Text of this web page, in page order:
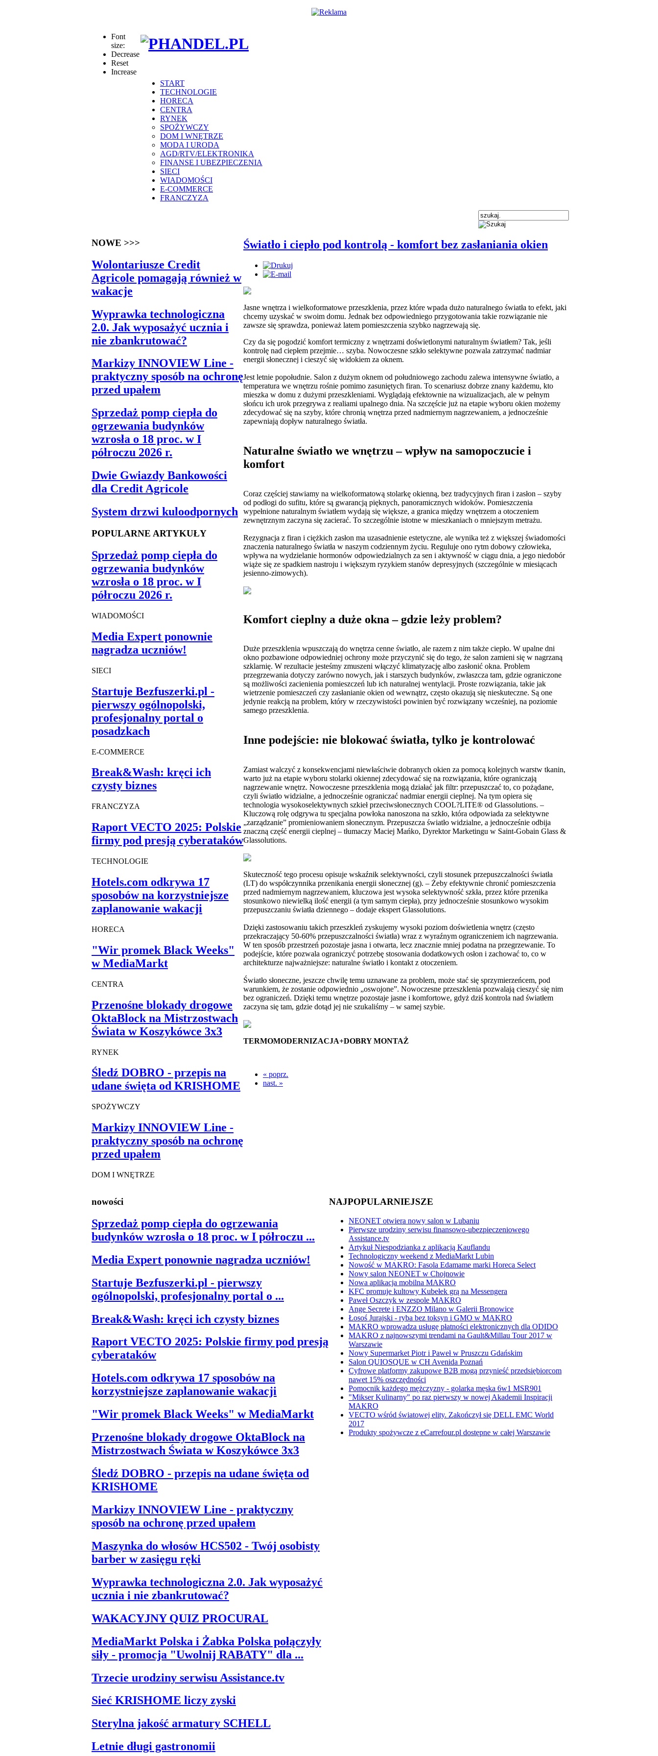
Font
size:
Decrease
Reset
Increase
START
TECHNOLOGIE
HORECA
CENTRA
RYNEK
SPOŻYWCZY
DOM I WNĘTRZE
MODA I URODA
AGD/RTV/ELEKTRONIKA
FINANSE I UBEZPIECZENIA
SIECI
WIADOMOŚCI
E-COMMERCE
FRANCZYZA
NOWE >>>
Wolontariusze Credit
Agricole pomagają również w
wakacje
Wyprawka technologiczna
2.0. Jak wyposażyć ucznia i
nie zbankrutować?
Markizy INNOVIEW Line -
praktyczny sposób na ochronę
przed upałem
Sprzedaż pomp ciepła do
ogrzewania budynków
wzrosła o 18 proc. w I
półroczu 2026 r.
Dwie Gwiazdy Bankowości
dla Credit Agricole
System drzwi kuloodpornych
POPULARNE ARTYKUŁY
Sprzedaż pomp ciepła do
ogrzewania budynków
wzrosła o 18 proc. w I
półroczu 2026 r.
WIADOMOŚCI
Media Expert ponownie
nagradza uczniów!
SIECI
Startuje Bezfuszerki.pl -
pierwszy ogólnopolski,
profesjonalny portal o
posadzkach
E-COMMERCE
Break&Wash: kręci ich
czysty biznes
FRANCZYZA
Raport VECTO 2025: Polskie
firmy pod presją cyberataków
TECHNOLOGIE
Hotels.com odkrywa 17
sposobów na korzystniejsze
zaplanowanie wakacji
HORECA
"Wir promek Black Weeks"
w MediaMarkt
CENTRA
Przenośne blokady drogowe
OktaBlock na Mistrzostwach
Świata w Koszykówce 3x3
RYNEK
Śledź DOBRO - przepis na
udane święta od KRISHOME
SPOŻYWCZY
Markizy INNOVIEW Line -
praktyczny sposób na ochronę
przed upałem
DOM I WNĘTRZE
Światło i ciepło pod kontrolą - komfort bez zasłaniania okien
Jasne wnętrza i wielkoformatowe przeszklenia, przez które wpada dużo naturalnego światła to efekt, jaki
chcemy uzyskać w swoim domu. Jednak bez odpowiedniego przygotowania takie rozwiązanie nie
zawsze się sprawdza, ponieważ latem pomieszczenia szybko nagrzewają się.
Czy da się pogodzić komfort termiczny z wnętrzami doświetlonymi naturalnym światłem? Tak, jeśli
kontrolę nad ciepłem przejmie… szyba. Nowoczesne szkło selektywne pozwala zatrzymać nadmiar
energii słonecznej i cieszyć się widokiem za oknem.
Jest letnie popołudnie. Salon z dużym oknem od południowego zachodu zalewa intensywne światło, a
temperatura we wnętrzu rośnie pomimo zasuniętych firan. To scenariusz dobrze znany każdemu, kto
mieszka w domu z dużymi przeszkleniami. Wyglądają efektownie na wizualizacjach, ale w pełnym
słońcu ich urok przegrywa z realiami upalnego dnia. Na szczęście już na etapie wyboru okien możemy
zdecydować się na szyby, które chronią wnętrza przed nadmiernym nagrzewaniem, a jednocześnie
zapewniają dopływ naturalnego światła.
Naturalne światło we wnętrzu – wpływ na samopoczucie i
komfort
Coraz częściej stawiamy na wielkoformatową stolarkę okienną, bez tradycyjnych firan i zasłon – szyby
od podłogi do sufitu, które są gwarancją pięknych, panoramicznych widoków. Pomieszczenia
wypełnione naturalnym światłem wydają się większe, a granica między wnętrzem a otoczeniem
zewnętrznym zaczyna się zacierać. To szczególnie istotne w mieszkaniach o mniejszym metrażu.
Rezygnacja z firan i ciężkich zasłon ma uzasadnienie estetyczne, ale wynika też z większej świadomości
znaczenia naturalnego światła w naszym codziennym życiu. Reguluje ono rytm dobowy człowieka,
wpływa na wydzielanie hormonów odpowiedzialnych za sen i aktywność w ciągu dnia, a jego niedobór
wiąże się ze spadkiem nastroju i większym ryzykiem stanów depresyjnych (szczególnie w miesiącach
jesienno-zimowych).
Komfort cieplny a duże okna – gdzie leży problem?
Duże przeszklenia wpuszczają do wnętrza cenne światło, ale razem z nim także ciepło. W upalne dni
okno pozbawione odpowiedniej ochrony może przyczynić się do tego, że salon zamieni się w nagrzaną
szklarnię. W rezultacie jesteśmy zmuszeni włączyć klimatyzację albo zasłonić okna. Problem
przegrzewania dotyczy zarówno nowych, jak i starszych budynków, zwłaszcza tam, gdzie ograniczone
są możliwości zacienienia pomieszczeń lub ich naturalnej wentylacji. Proste rozwiązania, takie jak
wietrzenie pomieszczeń czy zasłanianie okien od wewnątrz, często okazują się nieskuteczne. Są one
jedynie reakcją na problem, który w rzeczywistości powinien być rozwiązany wcześniej, na poziomie
samego przeszklenia.
Inne podejście: nie blokować światła, tylko je kontrolować
Zamiast walczyć z konsekwencjami niewłaściwie dobranych okien za pomocą kolejnych warstw tkanin,
warto już na etapie wyboru stolarki okiennej zdecydować się na rozwiązania, które ograniczają
nagrzewanie wnętrz. Nowoczesne przeszklenia mogą działać jak filtr: przepuszczać to, co pożądane,
czyli światło widzialne, a jednocześnie ograniczać nadmiar energii cieplnej. Na tym opiera się
technologia wysokoselektywnych szkieł przeciwsłonecznych COOL?LITE® od Glassolutions. –
Kluczową rolę odgrywa tu specjalna powłoka nanoszona na szkło, która odpowiada za selektywne
„zarządzanie” promieniowaniem słonecznym. Przepuszcza światło widzialne, a jednocześnie odbija
znaczną część energii cieplnej – tłumaczy Maciej Mańko, Dyrektor Marketingu w Saint-Gobain Glass &
Glassolutions.
Skuteczność tego procesu opisuje wskaźnik selektywności, czyli stosunek przepuszczalności światła
(LT) do współczynnika przenikania energii słonecznej (g). – Żeby efektywnie chronić pomieszczenia
przed nadmiernym nagrzewaniem, kluczowa jest wysoka selektywność szkła, przez które przenika
stosunkowo niewielką ilość energii (a tym samym ciepła), przy jednocześnie stosunkowo wysokim
przepuszczaniu światła dziennego – dodaje ekspert Glassolutions.
Dzięki zastosowaniu takich przeszkleń zyskujemy wysoki poziom doświetlenia wnętrz (często
przekraczający 50-60% przepuszczalności światła) wraz z wyraźnym ograniczeniem ich nagrzewania.
W ten sposób przestrzeń pozostaje jasna i otwarta, lecz znacznie mniej podatna na przegrzewanie. To
podejście, które pozwala ograniczyć potrzebę stosowania dodatkowych osłon i zachować to, co w
architekturze najważniejsze: naturalne światło i kontakt z otoczeniem.
Światło słoneczne, jeszcze chwilę temu uznawane za problem, może stać się sprzymierzeńcem, pod
warunkiem, że zostanie odpowiednio „oswojone”. Nowoczesne przeszklenia pozwalają cieszyć się nim
bez ograniczeń. Dzięki temu wnętrze pozostaje jasne i komfortowe, gdyż dziś kontrola nad światłem
zaczyna się tam, gdzie dotąd jej nie szukaliśmy – w samej szybie.
TERMOMODERNIZACJA+DOBRY MONTAŻ
« poprz.
nast. »
nowości
Sprzedaż pomp ciepła do ogrzewania
budynków wzrosła o 18 proc. w I półroczu ...
Media Expert ponownie nagradza uczniów!
Startuje Bezfuszerki.pl - pierwszy
ogólnopolski, profesjonalny portal o ...
Break&Wash: kręci ich czysty biznes
Raport VECTO 2025: Polskie firmy pod presją
cyberataków
Hotels.com odkrywa 17 sposobów na
korzystniejsze zaplanowanie wakacji
"Wir promek Black Weeks" w MediaMarkt
Przenośne blokady drogowe OktaBlock na
Mistrzostwach Świata w Koszykówce 3x3
Śledź DOBRO - przepis na udane święta od
KRISHOME
Markizy INNOVIEW Line - praktyczny
sposób na ochronę przed upałem
Maszynka do włosów HCS502 - Twój osobisty
barber w zasięgu ręki
Wyprawka technologiczna 2.0. Jak wyposażyć
ucznia i nie zbankrutować?
WAKACYJNY QUIZ PROCURAL
MediaMarkt Polska i Żabka Polska połączyły
siły - promocja "Uwolnij RABATY" dla ...
Trzecie urodziny serwisu Assistance.tv
Sieć KRISHOME liczy zyski
Sterylna jakość armatury SCHELL
Letnie długi gastronomii
NAJPOPULARNIEJSZE
NEONET otwiera nowy salon w Lubaniu
Pierwsze urodziny serwisu finansowo-ubezpieczeniowego
Assistance.tv
Artykuł Niespodzianka z aplikacją Kauflandu
Technologiczny weekend z MediaMarkt Lubin
Nowość w MAKRO: Fasola Edamame marki Horeca Select
Nowy salon NEONET w Chojnowie
Nowa aplikacja mobilna MAKRO
KFC promuje kultowy Kubełek grą na Messengera
Paweł Oszczyk w zespole MAKRO
Ange Secrete i ENZZO Milano w Galerii Bronowice
Łosoś Jurajski - ryba bez toksyn i GMO w MAKRO
MAKRO wprowadza usługę płatności elektronicznych dla ODIDO
MAKRO z najnowszymi trendami na Gault&Millau Tour 2017 w
Warszawie
Nowy Supermarket Piotr i Paweł w Pruszczu Gdańskim
Salon QUIOSQUE w CH Avenida Poznań
Cyfrowe platformy zakupowe B2B mogą przynieść przedsiębiorcom
nawet 15% oszczędności
Pomocnik każdego mężczyzny - golarka męska 6w1 MSR901
"Mikser Kulinarny" po raz pierwszy w nowej Akademii Inspiracji
MAKRO
VECTO wśród światowej elity. Zakończył się DELL EMC World
2017
Produkty spożywcze z eCarrefour.pl dostępne w całej Warszawie